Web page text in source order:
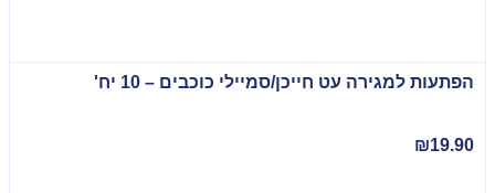
הפתעות למגירה עט חייכן/סמיילי כוכבים – 10 יח'
₪19.90